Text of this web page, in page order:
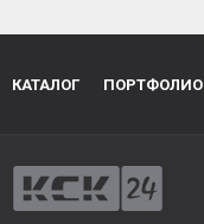
КАТАЛОГ ПОРТФОЛИО